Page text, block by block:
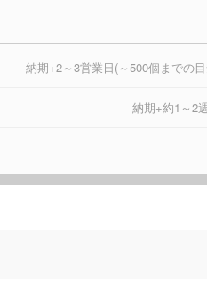
納期+2～3営業日(～500個までの
納期+約1～2